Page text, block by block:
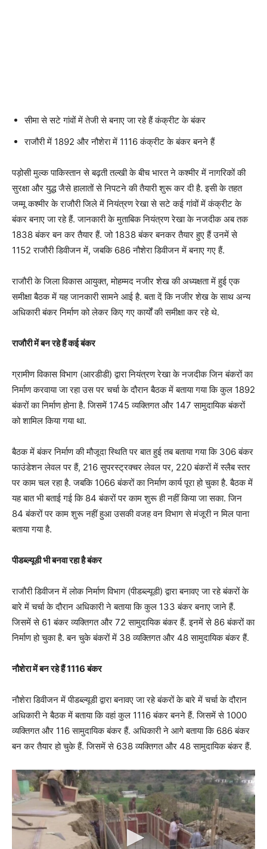
सीमा से सटे गांवों में तेजी से बनाए जा रहे हैं कंक्रीट के बंकर
राजौरी में 1892 और नौशेरा में 1116 कंक्रीट के बंकर बनने हैं
पड़ोसी मुल्क पाकिस्तान से बढ़ती तल्खी के बीच भारत ने कश्मीर में नागरिकों की
सुरक्षा और युद्ध जैसे हालातों से निपटने की तैयारी शुरू कर दी है. इसी के तहत
जम्मू कश्मीर के राजौरी जिले में नियंत्रण रेखा से सटे कई गांवों में कंक्रीट के
बंकर बनाए जा रहे हैं. जानकारी के मुताबिक नियंत्रण रेखा के नजदीक अब तक
1838 बंकर बन कर तैयार हैं. जो 1838 बंकर बनकर तैयार हुए हैं उनमें से
1152 राजौरी डिवीजन में, जबकि 686 नौशेरा डिवीजन में बनाए गए हैं.
राजौरी के जिला विकास आयुक्त, मोहम्मद नजीर शेख की अध्यक्षता में हुई एक
समीक्षा बैठक में यह जानकारी सामने आई है. बता दें कि नजीर शेख के साथ अन्य
अधिकारी बंकर निर्माण को लेकर किए गए कार्यों की समीक्षा कर रहे थे.
राजौरी में बन रहे हैं कई बंकर
ग्रामीण विकास विभाग (आरडीडी) द्वारा नियंत्रण रेखा के नजदीक जिन बंकरों का
निर्माण करवाया जा रहा उस पर चर्चा के दौरान बैठक में बताया गया कि कुल 1892
बंकरों का निर्माण होना है. जिसमें 1745 व्यक्तिगत और 147 सामुदायिक बंकरों
को शामिल किया गया था.
बैठक में बंकर निर्माण की मौजूदा स्थिति पर बात हुई तब बताया गया कि 306 बंकर
फाउंडेशन लेवल पर हैं, 216 सुपरस्ट्रक्चर लेवल पर, 220 बंकरों में स्लैब स्तर
पर काम चल रहा है. जबकि 1066 बंकरों का निर्माण कार्य पूरा हो चुका है. बैठक में
यह बात भी बताई गई कि 84 बंकरों पर काम शुरू ही नहीं किया जा सका. जिन
84 बंकरों पर काम शुरू नहीं हुआ उसकी वजह वन विभाग से मंजूरी न मिल पाना
बताया गया है.
पीडब्ल्यूडी भी बनवा रहा है बंकर
राजौरी डिवीजन में लोक निर्माण विभाग (पीडब्ल्यूडी) द्वारा बनावए जा रहे बंकरों के
बारे में चर्चा के दौरान अधिकारी ने बताया कि कुल 133 बंकर बनाए जाने हैं.
जिसमें से 61 बंकर व्यक्तिगत और 72 सामुदायिक बंकर हैं. इनमें से 86 बंकरों का
निर्माण हो चुका है. बन चुके बंकरों में 38 व्यक्तिगत और 48 सामुदायिक बंकर हैं.
नौशेरा में बन रहे हैं 1116 बंकर
नौशेरा डिवीजन में पीडब्ल्यूडी द्वारा बनावए जा रहे बंकरों के बारे में चर्चा के दौरान
अधिकारी ने बैठक में बताया कि वहां कुल 1116 बंकर बनने हैं. जिसमें से 1000
व्यक्तिगत और 116 सामुदायिक बंकर हैं. अधिकारी ने आगे बताया कि 686 बंकर
बन कर तैयार हो चुके हैं. जिसमें से 638 व्यक्तिगत और 48 सामुदायिक बंकर हैं.